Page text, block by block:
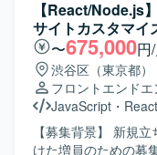
据えた設計・実装を
やKubernetesを利用
前提としたアプリケ
ます。 【求める人物像】 モビリティ分野や自動運転・IoT
領域に興味を持ち、
体的に開発を進めて
ンバーや関係者と
ら、要件の背景を理
【React/Node.js
サイトカスタマイ
〜675,000円
渋谷区（東京都）
フロントエンド
JavaScript ・ React
【募集背景】 新規
けた増員のための募集となります